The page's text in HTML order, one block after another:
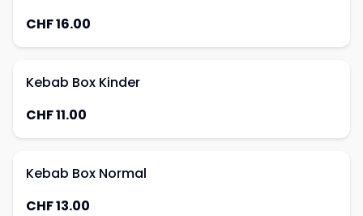
CHF 16.00
Kebab Box Kinder
CHF 11.00
Kebab Box Normal
CHF 13.00